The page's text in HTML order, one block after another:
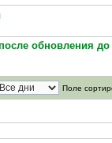
обновления до
Поле